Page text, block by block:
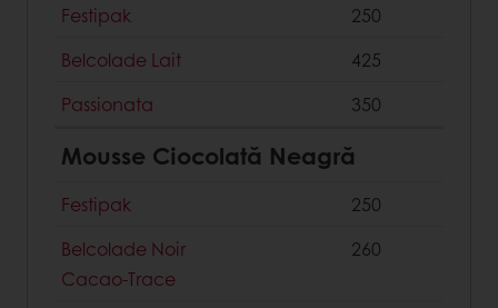
Festipak
250
Belcolade Lait
425
Passionata
350
Mousse Ciocolată Neagră
Festipak
250
Belcolade Noir
Cacao-Trace
260